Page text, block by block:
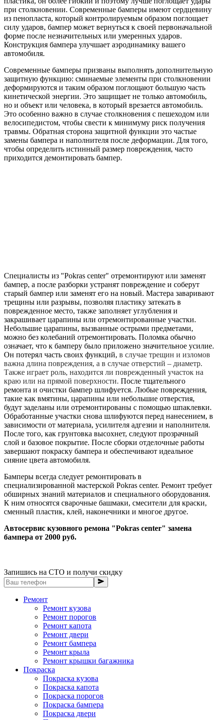
при столкновении. Современные бамперы имеют сердцевину
из пенопласта, который контролируемым образом поглощает
силу ударов, бампер может вернуться к своей первоначальной
форме после незначительных или умеренных ударов.
Конструкция бампера улучшает аэродинамику вашего
автомобиля.
Современные бамперы призваны выполнять дополнительную
защитную функцию: сминаемые элементы при столкновении
деформируются и таким образом поглощают большую часть
кинетической энергии. Это защищает не только автомобиль,
но и объект или человека, в который врезается автомобиль.
Это особенно важно в случае столкновения с пешеходом или
велосипедистом, чтобы свести к минимуму риск получения
травмы. Обратная сторона защитной функции это частые
замены бампера и наполнителя после деформации. Для того,
чтобы определить истинный размер повреждения, часто
приходится демонтировать бампер.
Специалисты из "Pokras center" отремонтируют или заменят
бампер, а после разборки устранят повреждение и соберут
старый бампер или заменят его на новый. Мастера заваривают
трещины или разрывы, позволяя пластику затекать в
поврежденное место, также заполняет углубления и
закрашивает царапины или отремонтированные участки.
Небольшие царапины, вызванные острыми предметами,
можно без колебаний отремонтировать. Поломка обычно
означает, что к бамперу было приложено значительное усилие.
Он потерял часть своих функций, в случае трещин и изломов
важна длина повреждения, а в случае отверстий – диаметр.
Также играет роль, находится ли поврежденный участок на
краю или на прямой поверхности. После тщательного
ремонта и очистки бампер шлифуется. Любые повреждения,
такие как вмятины, царапины или небольшие отверстия,
будут заделаны или отремонтированы с помощью шпаклевки.
Обработанные участки снова шлифуются перед нанесением, в
зависимости от материала, усилителя адгезии и наполнителя.
После того, как грунтовка высохнет, следуют прозрачный
слой и базовое покрытие. После сборки отделочные работы
завершают покраску бампера и обеспечивают идеальное
сияние цвета автомобиля.
Бамперы всегда следует ремонтировать в
специализированной мастерской Pokras center. Ремонт требует
обширных знаний материалов и специального оборудования.
К ним относятся сварочные башмаки, смесители для краски,
сменный пластик, клей, наконечники и многое другое.
Автосервис кузовного ремона "Pokras center" замена
бампера от 2000 руб.
Запишись на СТО и получи скидку
Ремонт
Ремонт кузова
Ремонт порогов
Ремонт капота
Ремонт двери
Ремонт бампера
Ремонт крыла
Ремонт крышки багажника
Покраска
Покраска кузова
Покраска капота
Покраска порогов
Покраска бампера
Покраска двери